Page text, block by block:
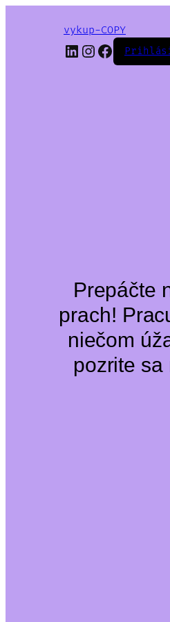
vykup-COPY
LinkedIn
Instagram
Facebook
Prepáčte
prach!
niečom
pozrite sa